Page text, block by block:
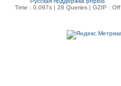
Time : 0.097s | 28 Queries | GZIP : Off